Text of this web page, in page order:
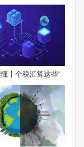
丨个税汇算这些“